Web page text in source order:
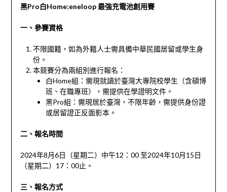
黑Pro白Home:eneloop 最強充電池創用賽
一、參賽資格
不限國籍，如為外籍人士需具備中華民國居留或學生身
份。
本競賽分為兩組別進行報名：
白Home組：需現就讀於臺灣大專院校學生（含碩博
班、在職專班），需提供在學證明文件。
黑Pro組：需現居於臺灣，不限年齡，需提供身份證
或居留證正反面影本。
二、報名時間
2024年8月6日（星期二）中午12：00 至2024年10月15日
（星期二）17：00止。
三、報名方式